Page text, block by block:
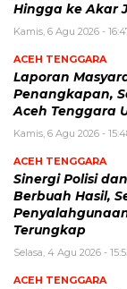
Hingga ke Akar
Kamis, 6 Agu 2026 -
ACEH TENGGARA
Laporan
Penangkapan,
Aceh Tenggara
Kamis, 6 Agu 2026 -
ACEH TENGGARA
Sinergi Polisi
Berbuah Hasil,
Terungkap
Selasa, 4 Agu 2026 -
ACEH TENGGARA